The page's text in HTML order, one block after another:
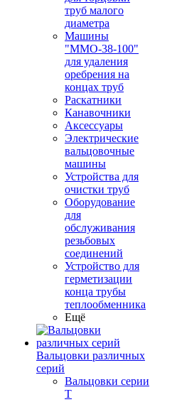
труб малого
диаметра
Машины
"ММО-38-100"
для удаления
оребрения на
концах труб
Раскатники
Канавочники
Аксессуары
Электрические
вальцовочные
машины
Устройства для
очистки труб
Оборудование
для
обслуживания
резьбовых
соединений
Устройство для
герметизации
конца трубы
теплообменника
Ещё
Вальцовки различных
серий
Вальцовки серии
Т